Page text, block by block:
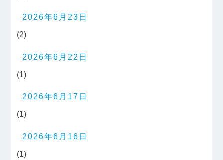
2026年6月23日
(2)
2026年6月22日
(1)
2026年6月17日
(1)
2026年6月16日
(1)